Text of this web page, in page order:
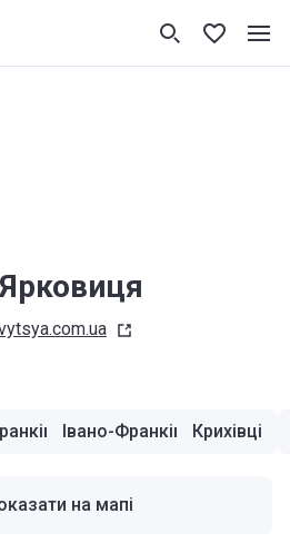
Івано-ФранківськКрихівці
на мапі